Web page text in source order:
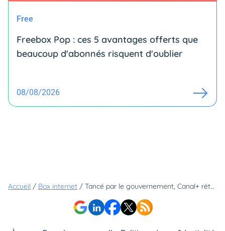
Free
Freebox Pop : ces 5 avantages offerts que
beaucoup d'abonnés risquent d'oublier
08/08/2026
Accueil / Box internet / Tancé par le gouvernement, Canal+ rétablit TF1 sur ses offres satellite